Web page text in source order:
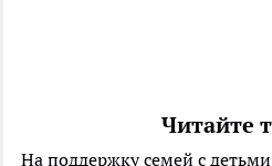
Читайте
На поддержку семей с